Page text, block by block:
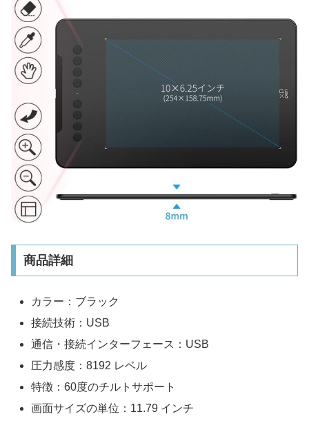
商品詳細
カラー：ブラック
接続技術：USB
通信・接続インターフェース：USB
圧力感度：8192 レベル
特徴：60度のチルトサポート
画面サイズの単位：11.79 インチ